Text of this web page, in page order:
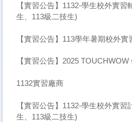
【實習公告】1132-學生校外實
生、113級二技生)
【實習公告】113學年暑期校外
【實習公告】2025
1132實習廠商
【實習公告】1132-學生校外實
生、113級二技生)